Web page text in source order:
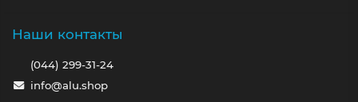
Наши контакты
(044) 299-31-24
info@alu.shop